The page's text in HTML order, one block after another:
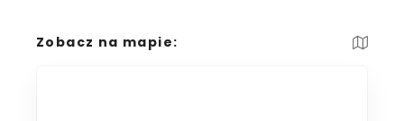
Zobacz na mapie: